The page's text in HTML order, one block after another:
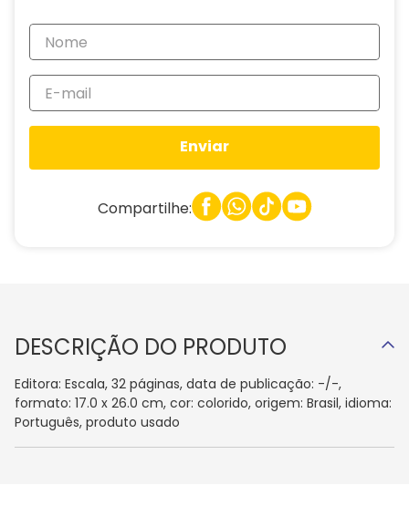
Enviar
Compartilhe:
DESCRIÇÃO DO PRODUTO
Editora: Escala, 32 páginas, data de publicação: -/-,
formato: 17.0 x 26.0 cm, cor: colorido, origem: Brasil, idioma:
Português, produto usado